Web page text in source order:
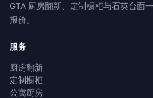
GTA 厨房翻新、定制橱柜与石英台面
报价。
服务
厨房翻新
定制橱柜
公寓厨房